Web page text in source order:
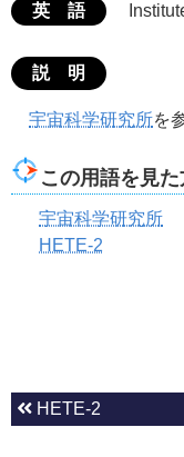
英 語
説 明
宇宙科学研究所を
この用語を見
宇宙科学研究所
HETE-2
HETE-2